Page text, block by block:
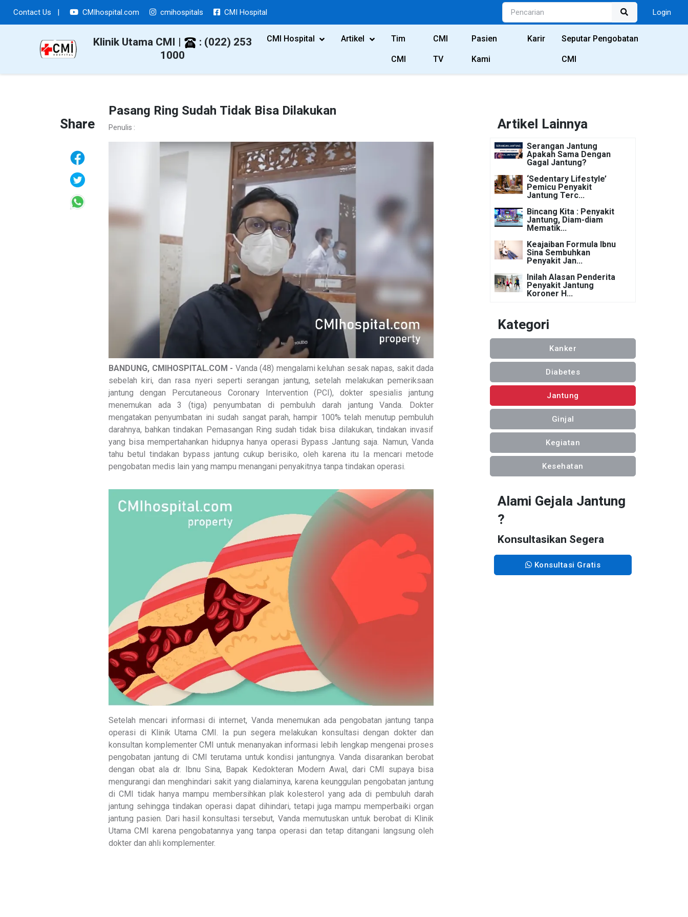
Contact Us | CMIhospital.com cmihospitals CMI Hospital Login
Klinik Utama CMI |
: (022) 253
1000
CMI Hospital Artikel Tim
CMI
CMI
TV
Pasien
Kami
Karir Seputar Pengobatan
CMI
Share
Pasang Ring Sudah Tidak Bisa Dilakukan
Penulis :
BANDUNG, CMIHOSPITAL.COM - Vanda (48) mengalami keluhan sesak napas, sakit dada
sebelah kiri, dan rasa nyeri seperti serangan jantung, setelah melakukan pemeriksaan
jantung dengan Percutaneous Coronary Intervention (PCI), dokter spesialis jantung
menemukan ada 3 (tiga) penyumbatan di pembuluh darah jantung Vanda. Dokter
mengatakan penyumbatan ini sudah sangat parah, hampir 100% telah menutup pembuluh
darahnya, bahkan tindakan Pemasangan Ring sudah tidak bisa dilakukan, tindakan invasif
yang bisa mempertahankan hidupnya hanya operasi Bypass Jantung saja. Namun, Vanda
tahu betul tindakan bypass jantung cukup berisiko, oleh karena itu Ia mencari metode
pengobatan medis lain yang mampu menangani penyakitnya tanpa tindakan operasi.
Setelah mencari informasi di internet, Vanda menemukan ada pengobatan jantung tanpa
operasi di Klinik Utama CMI. Ia pun segera melakukan konsultasi dengan dokter dan
konsultan komplementer CMI untuk menanyakan informasi lebih lengkap mengenai proses
pengobatan jantung di CMI terutama untuk kondisi jantungnya. Vanda disarankan berobat
dengan obat ala dr. Ibnu Sina, Bapak Kedokteran Modern Awal, dari CMI supaya bisa
mengurangi dan menghindari sakit yang dialaminya, karena keunggulan pengobatan jantung
di CMI tidak hanya mampu membersihkan plak kolesterol yang ada di pembuluh darah
jantung sehingga tindakan operasi dapat dihindari, tetapi juga mampu memperbaiki organ
jantung pasien. Dari hasil konsultasi tersebut, Vanda memutuskan untuk berobat di Klinik
Utama CMI karena pengobatannya yang tanpa operasi dan tetap ditangani langsung oleh
dokter dan ahli komplementer.
Artikel Lainnya
Serangan Jantung
Apakah Sama Dengan
Gagal Jantung?
‘Sedentary Lifestyle’
Pemicu Penyakit
Jantung Terc...
Bincang Kita : Penyakit
Jantung, Diam-diam
Mematik...
Keajaiban Formula Ibnu
Sina Sembuhkan
Penyakit Jan...
Inilah Alasan Penderita
Penyakit Jantung
Koroner H...
Kategori
Kanker
Diabetes
Jantung
Ginjal
Kegiatan
Kesehatan
Alami Gejala Jantung
?
Konsultasikan Segera
Konsultasi Gratis